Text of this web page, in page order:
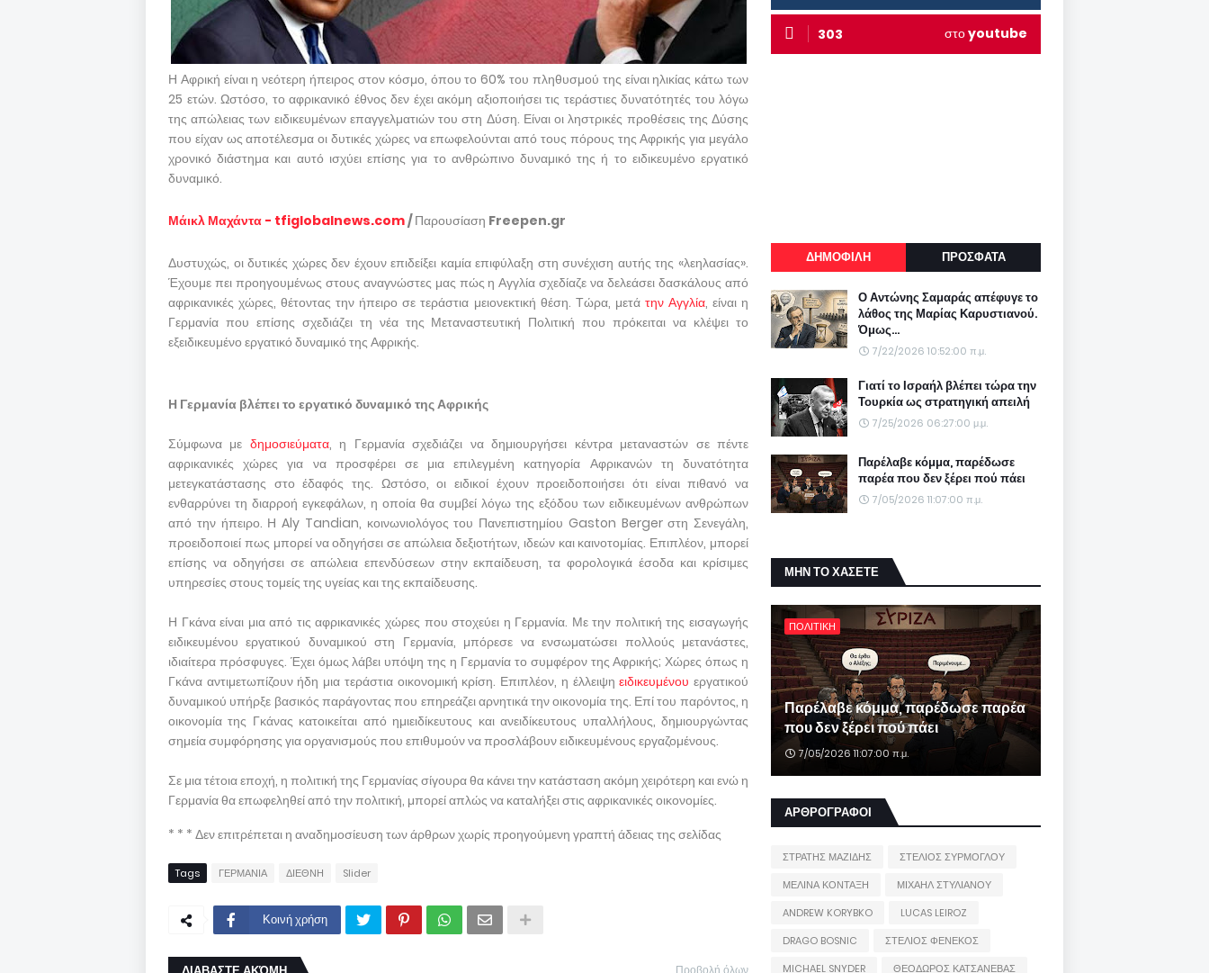
Η Αφρική είναι η νεότερη ήπειρος στον κόσμο, όπου το 60% του πληθυσμού της είναι ηλικίας κάτω των
25 ετών. Ωστόσο, το αφρικανικό έθνος δεν έχει ακόμη αξιοποιήσει τις τεράστιες δυνατότητές του λόγω
της απώλειας των ειδικευμένων επαγγελματιών του στη Δύση. Είναι οι ληστρικές προθέσεις της Δύσης
που είχαν ως αποτέλεσμα οι δυτικές χώρες να επωφελούνται από τους πόρους της Αφρικής για μεγάλο
χρονικό διάστημα και αυτό ισχύει επίσης για το ανθρώπινο δυναμικό της ή το ειδικευμένο εργατικό
δυναμικό.
Μάικλ Μαχάντα - tfiglobalnews.com/Παρουσίαση Freepen.gr
Δυστυχώς, οι δυτικές χώρες δεν έχουν επιδείξει καμία επιφύλαξη στη συνέχιση αυτής της «λεηλασίας».
Έχουμε πει προηγουμένως στους αναγνώστες μας πώς η Αγγλία σχεδίαζε να δελεάσει δασκάλους από
αφρικανικές χώρες, θέτοντας την ήπειρο σε τεράστια μειονεκτική θέση. Τώρα, μετά την Αγγλία, είναι η
Γερμανία που επίσης σχεδιάζει τη νέα της Μεταναστευτική Πολιτική που πρόκειται να κλέψει το
εξειδικευμένο εργατικό δυναμικό της Αφρικής.
Η Γερμανία βλέπει το εργατικό δυναμικό της Αφρικής
Σύμφωνα με δημοσιεύματα, η Γερμανία σχεδιάζει να δημιουργήσει κέντρα μεταναστών σε πέντε
αφρικανικές χώρες για να προσφέρει σε μια επιλεγμένη κατηγορία Αφρικανών τη δυνατότητα
μετεγκατάστασης στο έδαφός της. Ωστόσο, οι ειδικοί έχουν προειδοποιήσει ότι είναι πιθανό να
ενθαρρύνει τη διαρροή εγκεφάλων, η οποία θα συμβεί λόγω της εξόδου των ειδικευμένων ανθρώπων
από την ήπειρο. Η Aly Tandian, κοινωνιολόγος του Πανεπιστημίου Gaston Berger στη Σενεγάλη,
προειδοποιεί πως μπορεί να οδηγήσει σε απώλεια δεξιοτήτων, ιδεών και καινοτομίας. Επιπλέον, μπορεί
επίσης να οδηγήσει σε απώλεια επενδύσεων στην εκπαίδευση, τα φορολογικά έσοδα και κρίσιμες
υπηρεσίες στους τομείς της υγείας και της εκπαίδευσης.
Η Γκάνα είναι μια από τις αφρικανικές χώρες που στοχεύει η Γερμανία. Με την πολιτική της εισαγωγής
ειδικευμένου εργατικού δυναμικού στη Γερμανία, μπόρεσε να ενσωματώσει πολλούς μετανάστες,
ιδιαίτερα πρόσφυγες. Έχει όμως λάβει υπόψη της η Γερμανία το συμφέρον της Αφρικής; Χώρες όπως η
Γκάνα αντιμετωπίζουν ήδη μια τεράστια οικονομική κρίση. Επιπλέον, η έλλειψηειδικευμένου εργατικού
δυναμικού υπήρξε βασικός παράγοντας που επηρεάζει αρνητικά την οικονομία της. Επί του παρόντος, η
οικονομία της Γκάνας κατοικείται από ημιειδίκευτους και ανειδίκευτους υπαλλήλους, δημιουργώντας
σημεία συμφόρησης για οργανισμούς που επιθυμούν να προσλάβουν ειδικευμένους εργαζομένους.
Σε μια τέτοια εποχή, η πολιτική της Γερμανίας σίγουρα θα κάνει την κατάσταση ακόμη χειρότερη και ενώ η
Γερμανία θα επωφεληθεί από την πολιτική, μπορεί απλώς να καταλήξει στις αφρικανικές οικονομίες.
* * * Δεν επιτρέπεται η αναδημοσίευση των άρθρων χωρίς προηγούμενη γραπτή άδειας της σελίδας
Tags ΓΕΡΜΑΝΙΑ ΔΙΕΘΝΗ Slider
Κοινή χρήση
Προβολή όλων
303 στοyoutube
ΔΗΜΟΦΙΛΗ ΠΡΟΣΦΑΤΑ
Ο Αντώνης Σαμαράς απέφυγε το
λάθος της Μαρίας Καρυστιανού.
Όμως...
7/22/2026 10:52:00 π.μ.
Γιατί το Ισραήλ βλέπει τώρα την
Τουρκία ως στρατηγική απειλή
7/25/2026 06:27:00 μ.μ.
Παρέλαβε κόμμα, παρέδωσε
παρέα που δεν ξέρει πού πάει
7/05/2026 11:07:00 π.μ.
ΜΗΝ ΤΟ ΧΑΣΕΤΕ
ΠΟΛΙΤΙΚΗ
Παρέλαβε κόμμα, παρέδωσε παρέα
που δεν ξέρει πού πάει
7/05/2026 11:07:00 π.μ.
ΑΡΘΡΟΓΡΑΦΟΙ
ΣΤΡΑΤΗΣ ΜΑΖΙΔΗΣ
ΣΤΕΛΙΟΣ ΣΥΡΜΟΓΛΟΥ
ΜΕΛΙΝΑ ΚΟΝΤΑΞΗ
ΜΙΧΑΗΛ ΣΤΥΛΙΑΝΟΥ
ANDREW KORYBKO
LUCAS LEIROZ
DRAGO BOSNIC
ΣΤΕΛΙΟΣ ΦΕΝΕΚΟΣ
MICHAEL SNYDER
ΘΕΟΔΩΡΟΣ ΚΑΤΣΑΝΕΒΑΣ